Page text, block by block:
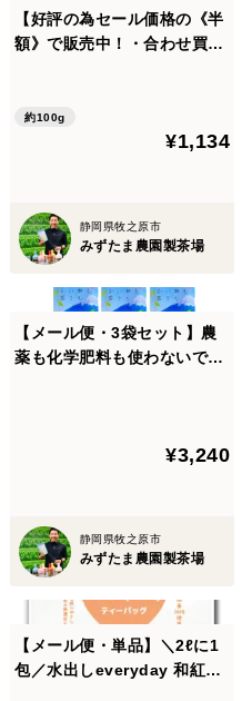
。
望はご購入前にお願いい
【好評の為セール価格の《半
額》で販売中！・合わせ買
約100g
¥1,134
静岡県牧之原市
みずたま農園製茶場
【メール便・3袋セット】農
薬も化学肥料も使わないで育
¥3,240
静岡県牧之原市
みずたま農園製茶場
【メール便・単品】＼2ℓに1
包／水出しeveryday 和紅茶